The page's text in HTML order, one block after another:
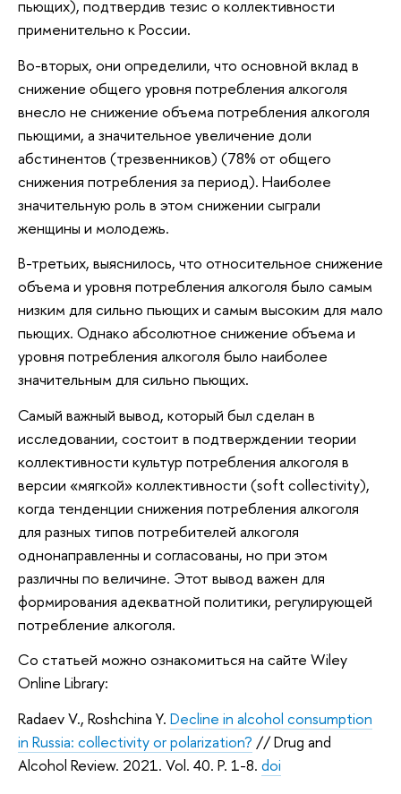
пьющих), подтвердив тезис о коллективности
применительно к России.
Во-вторых, они определили, что основной вклад в
снижение общего уровня потребления алкоголя
внесло не снижение объема потребления алкоголя
пьющими, а значительное увеличение доли
абстинентов (трезвенников) (78% от общего
снижения потребления за период). Наиболее
значительную роль в этом снижении сыграли
женщины и молодежь.
В-третьих, выяснилось, что относительное снижение
объема и уровня потребления алкоголя было самым
низким для сильно пьющих и самым высоким для мало
пьющих. Однако абсолютное снижение объема и
уровня потребления алкоголя было наиболее
значительным для сильно пьющих.
Самый важный вывод, который был сделан в
исследовании, состоит в подтверждении теории
коллективности культур потребления алкоголя в
версии «мягкой» коллективности (soft collectivity),
когда тенденции снижения потребления алкоголя
для разных типов потребителей алкоголя
однонаправленны и согласованы, но при этом
различны по величине. Этот вывод важен для
формирования адекватной политики, регулирующей
потребление алкоголя.
Со статьей можно ознакомиться на сайте Wiley
Online Library:
Radaev V., Roshchina Y. Decline in alcohol consumption
in Russia: collectivity or polarization? // Drug and
Alcohol Review. 2021. Vol. 40. P. 1-8. doi